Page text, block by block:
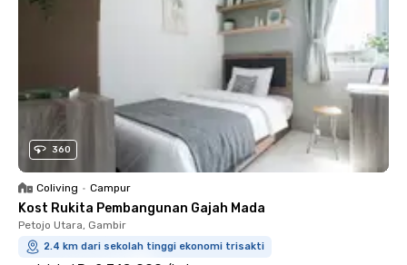
360
Coliving • Campur
Kost Rukita Pembangunan Gajah Mada
Petojo Utara, Gambir
2.4 km dari sekolah tinggi ekonomi trisakti